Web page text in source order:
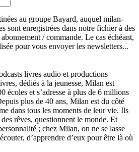
au groupe Bayard, auquel milan-
sont enregistrées dans notre fichier à des
/ commande. Le cas échéant,
pour vous envoyer les newsletters...
livres audio et productions
dédiés à la jeunesse, Milan est
écoles et s’adresse à plus de 6 millions
plus de 40 ans, Milan est du côté
dans tous les moments de leur vie. Ils
rêves, questionnent le monde. Et
; chez Milan, on ne se lasse
d’apprendre d’eux pour être là où